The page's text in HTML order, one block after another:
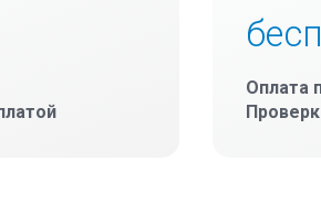
Оплата